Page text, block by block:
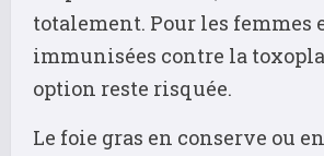
totalement. Pour les femmes
immunisées contre la
option reste risquée.
Le foie gras en conserve ou